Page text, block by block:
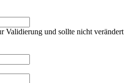
Validierung und sollte nicht verändert